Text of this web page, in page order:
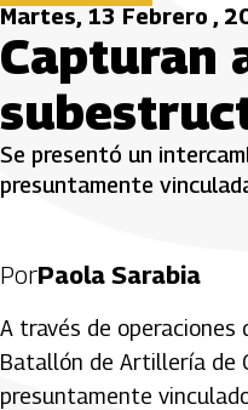
Martes, 13 Febrero ,
Capturan
Se presentó un
presuntamente
PorPaola Sarabia
A través de operaciones
Batallón de Artillería de
presuntamente